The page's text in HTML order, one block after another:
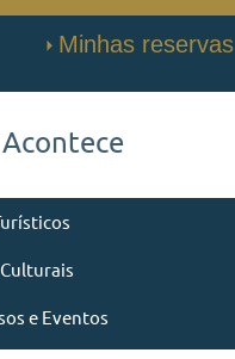
Minhas reservas
e Eventos